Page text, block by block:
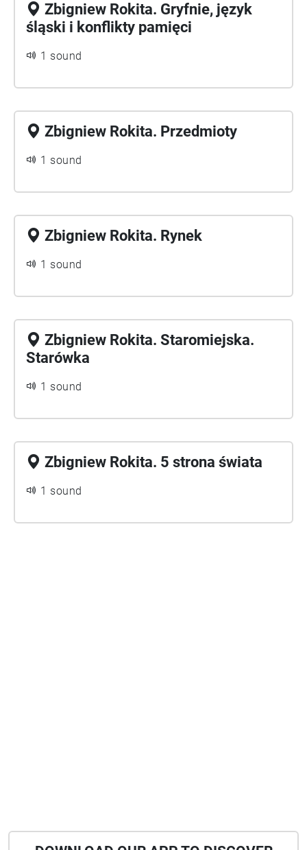
Zbigniew Rokita. Gryfnie, język
śląski i konflikty pamięci
1 sound
Zbigniew Rokita. Przedmioty
1 sound
Zbigniew Rokita. Rynek
1 sound
Zbigniew Rokita. Staromiejska.
Starówka
1 sound
Zbigniew Rokita. 5 strona świata
1 sound